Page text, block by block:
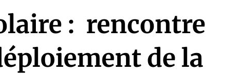
: rencontre
de la